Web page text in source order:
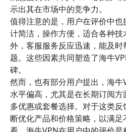
示出其在市场中的竞争力。
值得注意的是，用户在评价中
计简洁，操作方便，适合各种
外，客服服务反应迅速，能及
题。这些因素共同塑造了海牛
碑。
然而，也有部分用户提出，海
水平偏高，尤其是在长期订阅
多优惠或套餐选择。对于这类
断优化产品和价格策略，以满